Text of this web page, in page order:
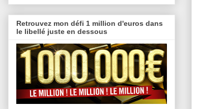
Retrouvez mon défi 1 million d'euros dans
le libellé juste en dessous